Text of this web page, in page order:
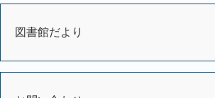
図書館だより